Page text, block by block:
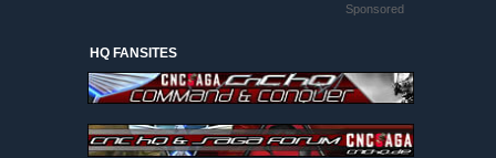
Sponsored
HQ FANSITES